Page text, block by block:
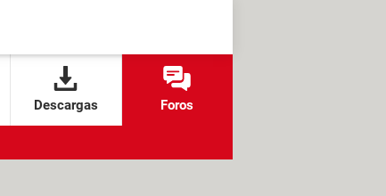
Descargas Foros